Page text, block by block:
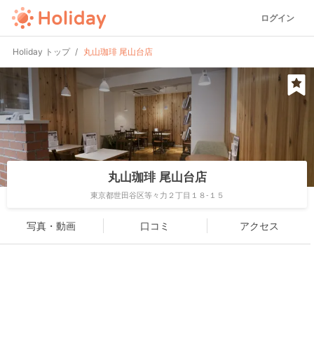
ログイン
Holiday トップ 丸山珈琲 尾山台店
丸山珈琲 尾山台店
東京都世田谷区等々力２丁目１８-１５
写真・動画 口コミ アクセス